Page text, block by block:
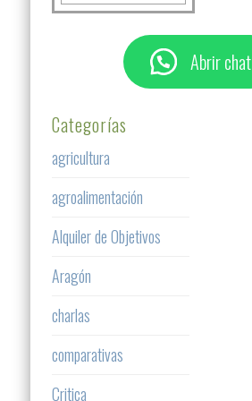
Abrir chat
Categorías
agricultura
agroalimentación
Alquiler de Objetivos
Aragón
charlas
comparativas
Critica